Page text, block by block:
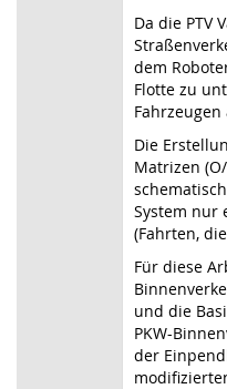
Da die PTV
dem
Flotte zu
Die
Matrizen
System nur
(Fahrten,
Für diese
und die
PKW-
der